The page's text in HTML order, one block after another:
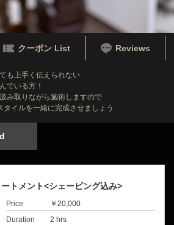
クーポン List Reviews
も上手く伝えられない
でいる方！
み取りながら施術しますので
イルを一緒に完成させましょう
トメント<シェービング込み>
Price
￥20,000
Duration
2 hrs